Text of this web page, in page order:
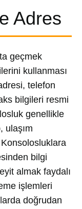
Adres
geçmek
kullanması
telefon
bilgileri resmi
genellikle
ulaşım
Konsolosluklara
bilgi
almak faydalı
işlemleri
doğrudan